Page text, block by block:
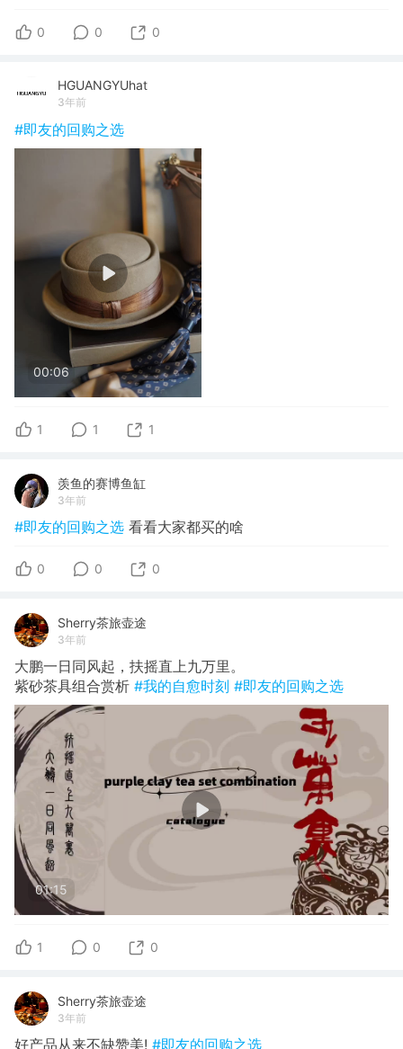
0 0 0
HGUANGYUhat
3年前
#即友的回购之选
00:06
1 1 1
羡鱼的赛博鱼缸
3年前
#即友的回购之选 看看大家都买的啥
0 0 0
Sherry茶旅壶途
3年前
大鹏一日同风起，扶摇直上九万里。
紫砂茶具组合赏析 #我的自愈时刻 #即友的回购之选
01:15
1 0 0
Sherry茶旅壶途
3年前
好产品从来不缺赞美! #即友的回购之选